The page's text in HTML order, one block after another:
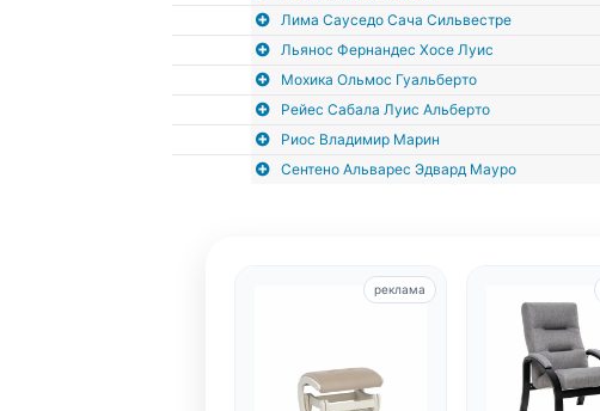
Лима Сауседо Сача Сильвестре
Льянос Фернандес Хосе Луис
Мохика Ольмос Гуальберто
Рейес Сабала Луис Альберто
Риос Владимир Марин
Сентено Альварес Эдвард Мауро
реклама